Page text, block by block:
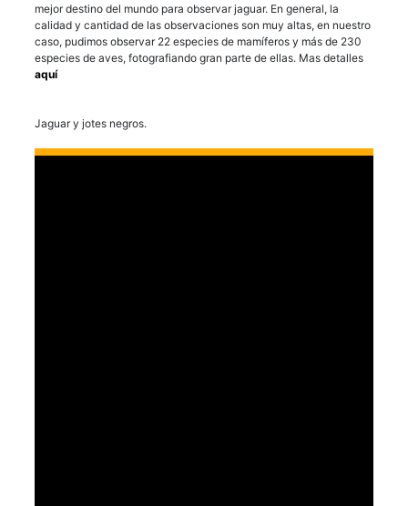
mejor destino del mundo para observar jaguar. En general, la
calidad y cantidad de las observaciones son muy altas, en nuestro
caso, pudimos observar 22 especies de mamíferos y más de 230
especies de aves, fotografiando gran parte de ellas. Mas detalles
aquí
Jaguar y jotes negros.